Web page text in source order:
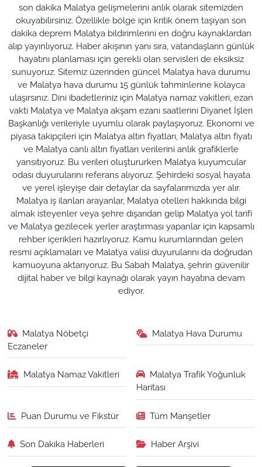
son dakika Malatya gelişmelerini anlık olarak sitemizden
okuyabilirsiniz. Özellikle bölge için kritik önem taşıyan son
dakika deprem Malatya bildirimlerini en doğru kaynaklardan
alıp yayınlıyoruz. Haber akışının yanı sıra, vatandaşların günlük
hayatını planlaması için gerekli olan servisleri de eksiksiz
sunuyoruz. Sitemiz üzerinden güncel Malatya hava durumu
ve Malatya hava durumu 15 günlük tahminlerine kolayca
ulaşırsınız. Dini ibadetleriniz için Malatya namaz vakitleri, ezan
vakti Malatya ve Malatya akşam ezanı saatlerini Diyanet İşleri
Başkanlığı verileriyle uyumlu olarak paylaşıyoruz. Ekonomi ve
piyasa takipçileri için Malatya altın fiyatları, Malatya altın fiyatı
ve Malatya canlı altın fiyatları verilerini anlık grafiklerle
yansıtıyoruz. Bu verileri oluştururken Malatya kuyumcular
odası duyurularını referans alıyoruz. Şehirdeki sosyal hayata
ve yerel işleyişe dair detaylar da sayfalarımızda yer alır.
Malatya iş ilanları arayanlar, Malatya otelleri hakkında bilgi
almak isteyenler veya şehre dışarıdan gelip Malatya yol tarifi
ve Malatya gezilecek yerler araştırması yapanlar için kapsamlı
rehber içerikleri hazırlıyoruz. Kamu kurumlarından gelen
resmi açıklamaları ve Malatya valisi duyurularını da doğrudan
kamuoyuna aktarıyoruz. Bu Sabah Malatya, şehrin güvenilir
dijital haber ve bilgi kaynağı olarak yayın hayatına devam
ediyor.
Malatya Nöbetçi
Eczaneler
Malatya Hava Durumu
Malatya Namaz Vakitleri
Malatya Trafik Yoğunluk
Haritası
Puan Durumu ve Fikstür Tüm Manşetler
Son Dakika Haberleri Haber Arşivi